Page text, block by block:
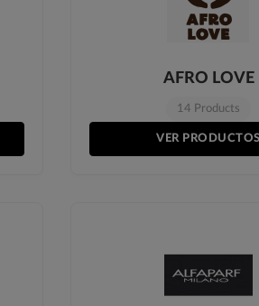
AFRO LOVE
14 Products
VER